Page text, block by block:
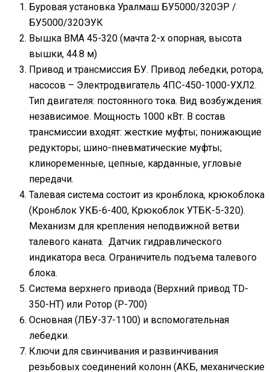
Буровая установка Уралмаш БУ5000/320ЭР /
БУ5000/320ЭУК
Вышка ВМА 45-320 (мачта 2-х опорная, высота
вышки, 44.8 м)
Привод и трансмиссия БУ. Привод лебедки, ротора,
насосов – Электродвигатель 4ПС-450-1000-УХЛ2.
Тип двигателя: постоянного тока. Вид возбуждения:
независимое. Мощность 1000 кВт. В состав
трансмиссии входят: жесткие муфты; понижающие
редукторы; шино-пневматические муфты;
клиноременные, цепные, карданные, угловые
передачи.
Талевая система состоит из кронблока, крюкоблока
(Кронблок УКБ-6-400, Крюкоблок УТБК-5-320).
Механизм для крепления неподвижной ветви
талевого каната. Датчик гидравлического
индикатора веса. Ограничитель подъема талевого
блока.
Система верхнего привода (Верхний привод TD-
350-HT) или Ротор (Р-700)
Основная (ЛБУ-37-1100) и вспомогательная
лебедки.
Ключи для свинчивания и развинчивания
резьбовых соединений колонн (АКБ, механические